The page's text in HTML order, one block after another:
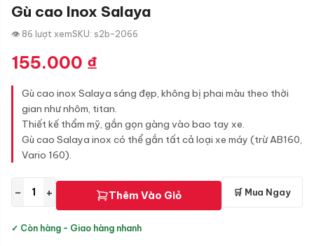
Gù cao Inox Salaya
👁 86 lượt xemSKU: s2b-2066
155.000 ₫
Gù cao inox Salaya sáng đẹp, không bị phai màu theo thời
gian như nhôm, titan.
Thiết kế thẩm mỹ, gắn gọn gàng vào bao tay xe.
Gù cao Salaya inox có thể gắn tất cả loại xe máy (trừ AB160,
Vario 160).
− + Thêm Vào Giỏ 🛒 Mua Ngay
✓ Còn hàng - Giao hàng nhanh